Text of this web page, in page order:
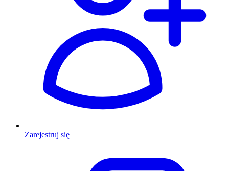
Zarejestruj się